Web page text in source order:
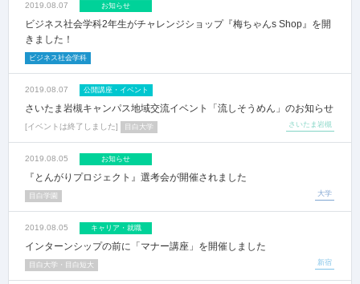
2019.08.07 お知らせ
ビジネス社会学科2年生がチャレンジショップ『梅ちゃんs Shop』を開
きました！
ビジネス社会学科
2019.08.07 公開講座・イベント
さいたま岩槻キャンパス地域交流イベント「流しそうめん」のお知らせ
イベントは終了しました さいたま岩槻
目白大学
2019.08.05 お知らせ
『とんがりプロジェクト』選考会が開催されました
大学
目白学園
2019.08.05 キャリア・就職
インターンシップの前に「マナー講座」を開催しました
新宿
目白大学・目白短大